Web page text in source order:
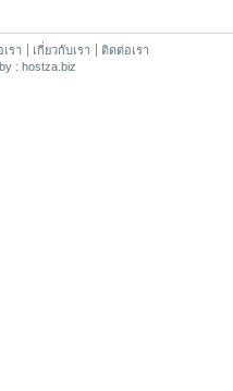
รา เกี่ยวกับเรา
ติดต่อเรา
: hostza.biz